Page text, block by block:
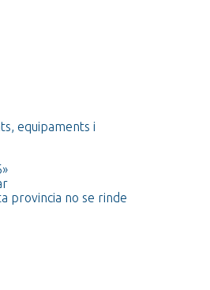
equipaments i
provincia no se rinde